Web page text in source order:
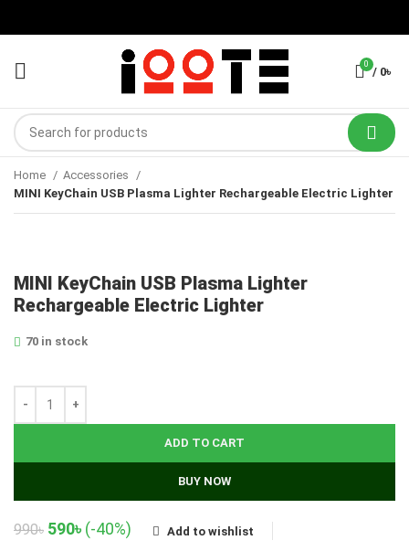
0
/ 0৳
Home
Accessories
MINI KeyChain USB Plasma Lighter Rechargeable Electric Lighter
MINI KeyChain USB Plasma Lighter
Rechargeable Electric Lighter
70 in stock
ADD TO CART
BUY NOW
990৳ Original
590৳Current
(-40%) Add to wishlist